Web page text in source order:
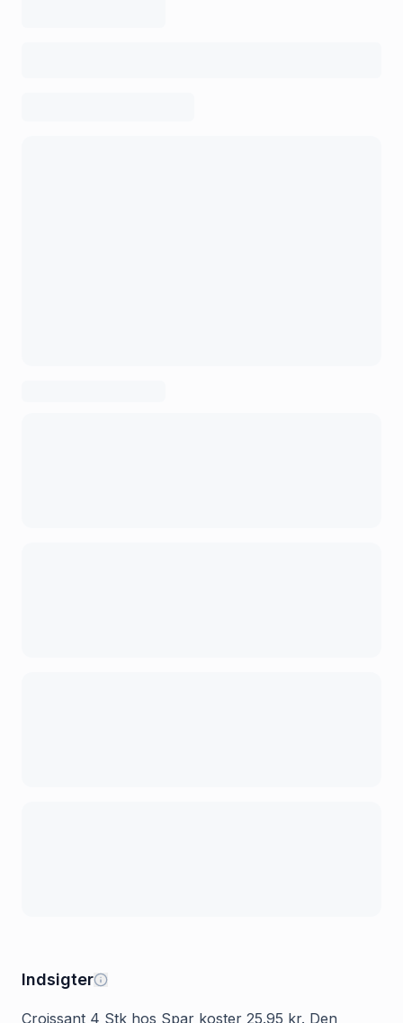
Indsigter
Croissant 4 Stk hos Spar koster 25.95 kr. Den